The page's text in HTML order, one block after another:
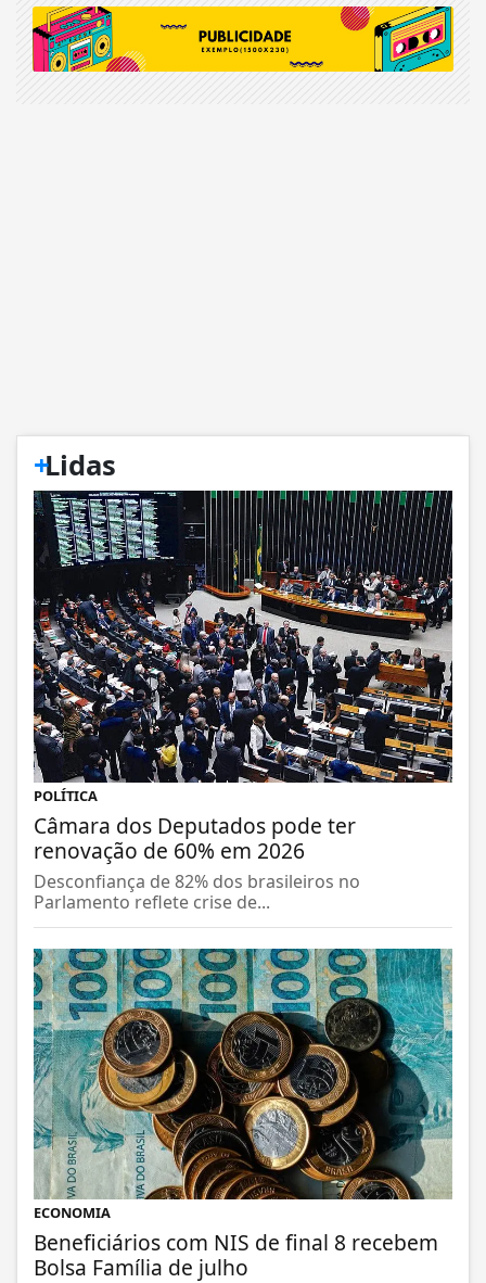
+
Lidas
POLÍTICA
Câmara dos Deputados pode ter
renovação de 60% em 2026
Desconfiança de 82% dos brasileiros no
Parlamento reflete crise de...
ECONOMIA
Beneficiários com NIS de final 8 recebem
Bolsa Família de julho